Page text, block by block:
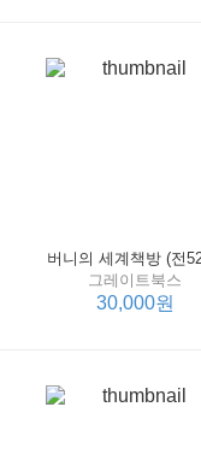
버니의 세계책방 (전
그레이트북스
30,000원